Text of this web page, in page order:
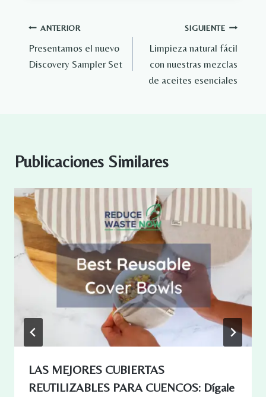
Navegación
de
ANTERIOR
Presentamos el nuevo
Discovery Sampler Set
SIGUIENTE
Limpieza natural fácil
con nuestras mezclas
de aceites esenciales
Publicaciones Similares
LAS MEJORES CUBIERTAS
REUTILIZABLES PARA CUENCOS: Dígale